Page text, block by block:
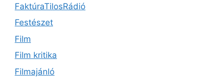
FaktúraTilosRádió
Festészet
Film
Film kritika
Filmajánló